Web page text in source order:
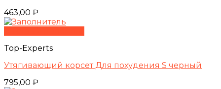
463,00 ₽
Top-Experts
Утягивающий корсет Для похудения S черный
795,00 ₽